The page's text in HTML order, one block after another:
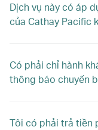
Dịch vụ này có áp
của Cathay Pacific
Có phải chỉ hành
thông báo chuyến
Tôi có phải trả tiền